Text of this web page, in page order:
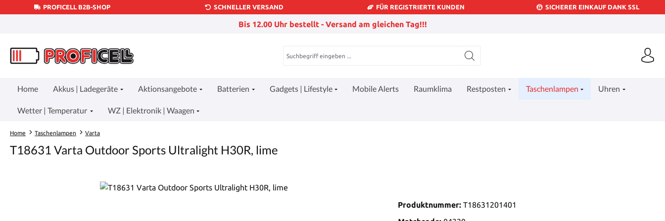
Hauptinhalt springen
Zur Suche springen
Zur Hauptnavigation springen
PROFICELL B2B-SHOP SCHNELLER VERSAND FÜR REGISTRIERTE KUNDEN SICHERER EINKAUF DANK SSL
Bis 12.00 Uhr bestellt - Versand am gleichen Tag!!!
Home Akkus | Ladegeräte Aktionsangebote Batterien Gadgets | Lifestyle Mobile Alerts Raumklima Restposten Taschenlampen Uhren
Wetter | Temperatur WZ | Elektronik | Waagen
Home Taschenlampen Varta
T18631 Varta Outdoor Sports Ultralight H30R, lime
Produktnummer: T18631201401